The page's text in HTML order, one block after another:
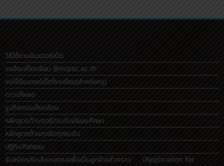
วิธีใช้งานอินเตอร์เน็ต
ขออีเมล์โรงเรียน @nrpsc.ac.th
ขอใช้อินเตอร์เน็ตโรงเรียน(สำหรับครู)
ดาวน์โหลด
รูปกิจกรรมโรงเรียน
หลักสูตรต้านทุจริตระดับมัธยมศึกษา
หลักสูตรต้านทุจริตทุกระดับ
ปฏิทินกิจกรรม
รับสมัครคัดเลือกบุคคลเพื่อเป็นลูกจ้างชั่วคราว (Application for